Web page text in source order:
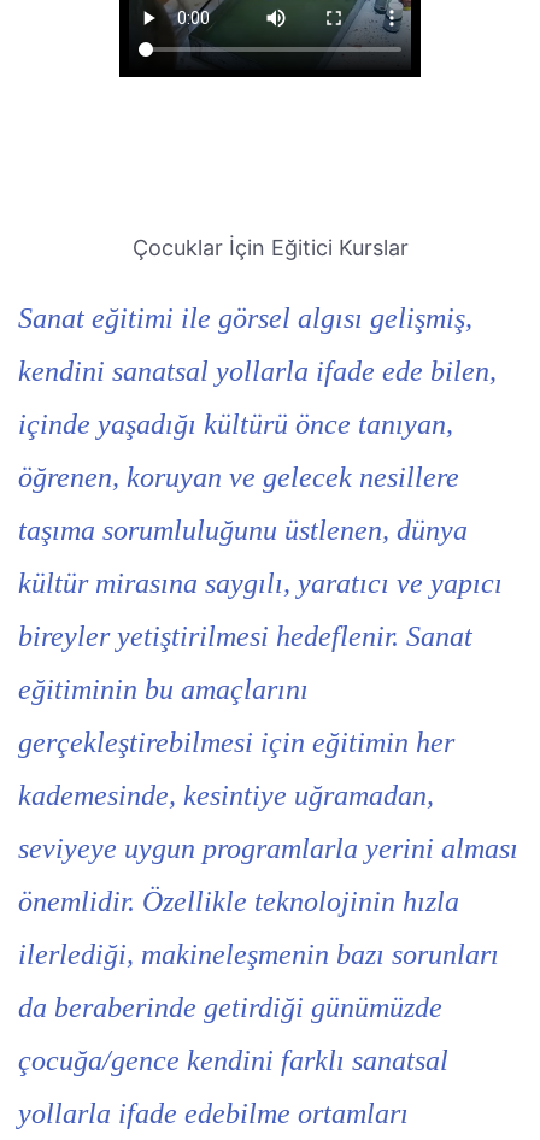
Çocuklar İçin Eğitici Kurslar
Sanat eğitimi ile görsel algısı gelişmiş,
kendini sanatsal yollarla ifade ede bilen,
içinde yaşadığı kültürü önce tanıyan,
öğrenen, koruyan ve gelecek nesillere
taşıma sorumluluğunu üstlenen, dünya
kültür mirasına saygılı, yaratıcı ve yapıcı
bireyler yetiştirilmesi hedeflenir. Sanat
eğitiminin bu amaçlarını
gerçekleştirebilmesi için eğitimin her
kademesinde, kesintiye uğramadan,
seviyeye uygun programlarla yerini alması
önemlidir. Özellikle teknolojinin hızla
ilerlediği, makineleşmenin bazı sorunları
da beraberinde getirdiği günümüzde
çocuğa/gence kendini farklı sanatsal
yollarla ifade edebilme ortamları